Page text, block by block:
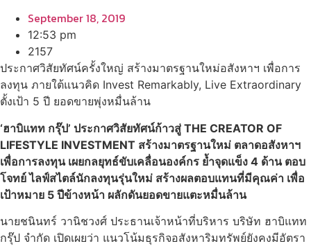
September 18, 2019
12:53 pm
2157
ประกาศวิสัยทัศน์ครั้งใหญ่ สร้างมาตรฐานใหม่อสังหาฯ เพื่อการ
ลงทุน ภายใต้แนวคิด Invest Remarkably, Live Extraordinary
ตั้งเป้า 5 ปี ยอดขายพุ่งหมื่นล้าน
‘ฮาบิแทท กรุ๊ป’ ประกาศวิสัยทัศน์ก้าวสู่ THE CREATOR OF
LIFESTYLE INVESTMENT สร้างมาตรฐานใหม่ ตลาดอสังหาฯ
เพื่อการลงทุน เผยกลยุทธ์ขับเคลื่อนองค์กร ย้ำจุดแข็ง 4 ด้าน ตอบ
โจทย์ ไลฟ์สไตล์นักลงทุนรุ่นใหม่ สร้างผลตอบแทนที่มีคุณค่า เพื่อ
เป้าหมาย 5 ปีข้างหน้า ผลักดันยอดขายแตะหมื่นล้าน
นายชนินทร์ วานิชวงศ์ ประธานเจ้าหน้าที่บริหาร บริษัท ฮาบิแทท
กรุ๊ป จำกัด เปิดเผยว่า แนวโน้มธุรกิจอสังหาริมทรัพย์ยังคงมีอัตรา